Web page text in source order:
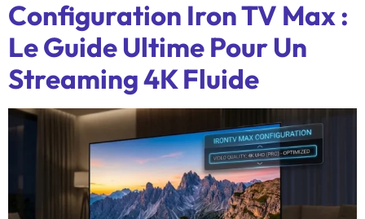
Configuration Iron TV Max :
Le Guide Ultime Pour Un
Streaming 4K Fluide